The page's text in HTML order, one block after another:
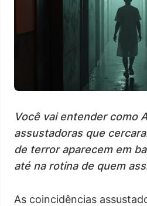
Você vai entender como
assustadoras que
de terror aparecem em
até na rotina de quem
As coincidências